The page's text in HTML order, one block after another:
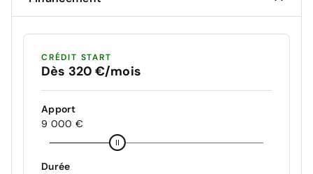
CRÉDIT START
Dès 320 €/mois
Apport
9 000 €
Durée